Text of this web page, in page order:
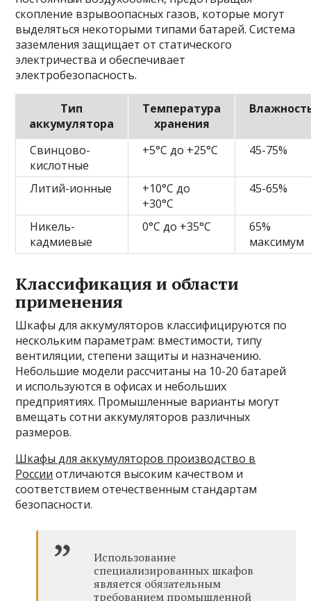
скопление взрывоопасных газов, которые могут
выделяться некоторыми типами батарей. Система
заземления защищает от статического
электричества и обеспечивает
электробезопасность.
Тип
аккумулятора
Температура
хранения
Свинцово-
кислотные
+5°C до +25°C 45-75%
Литий-ионные
+10°C до
+30°C
45-65%
Никель-
кадмиевые
0°C до +35°C
65%
максимум
Классификация и области
применения
Шкафы для аккумуляторов классифицируются по
нескольким параметрам: вместимости, типу
вентиляции, степени защиты и назначению.
Небольшие модели рассчитаны на 10-20 батарей
и используются в офисах и небольших
предприятиях. Промышленные варианты могут
вмещать сотни аккумуляторов различных
размеров.
Шкафы для аккумуляторов производство в
России отличаются высоким качеством и
соответствием отечественным стандартам
безопасности.
Использование
специализированных шкафов
является обязательным
требованием промышленной